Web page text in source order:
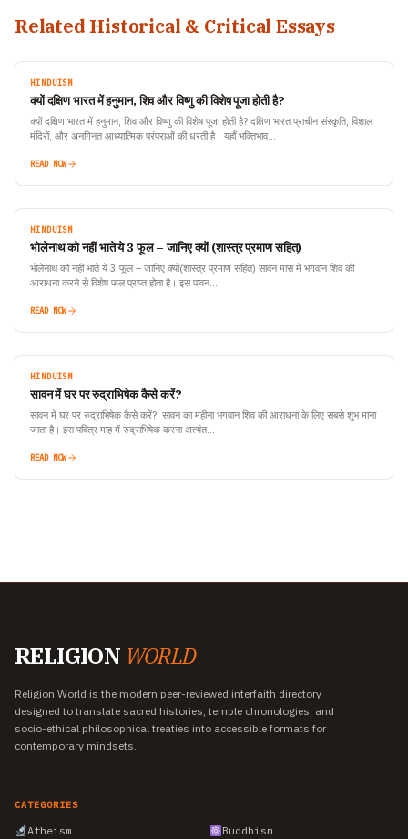
Related Historical & Critical Essays
HINDUISM
क्यों दक्षिण भारत में हनुमान, शिव और विष्णु की विशेष पूजा होती है?
क्यों दक्षिण भारत में हनुमान, शिव और विष्णु की विशेष पूजा होती है? दक्षिण भारत प्राचीन संस्कृति, विशाल
मंदिरों, और अनगिनत आध्यात्मिक परंपराओं की धरती है। यहाँ भक्तिभाव…
READ NOW
HINDUISM
भोलेनाथ को नहीं भाते ये 3 फूल – जानिए क्यों (शास्त्र प्रमाण सहित)
भोलेनाथ को नहीं भाते ये 3 फूल – जानिए क्यों(शास्त्र प्रमाण सहित) सावन मास में भगवान शिव की
आराधना करने से विशेष फल प्राप्त होता है। इस पावन…
READ NOW
HINDUISM
सावन में घर पर रुद्राभिषेक कैसे करें?
सावन में घर पर रुद्राभिषेक कैसे करें? सावन का महीना भगवान शिव की आराधना के लिए सबसे शुभ माना
जाता है। इस पवित्र माह में रुद्राभिषेक करना अत्यंत…
READ NOW
RELIGION WORLD
Religion World is the modern peer-reviewed interfaith directory
designed to translate sacred histories, temple chronologies, and
socio-ethical philosophical treaties into accessible formats for
contemporary mindsets.
CATEGORIES
Atheism
Buddhism